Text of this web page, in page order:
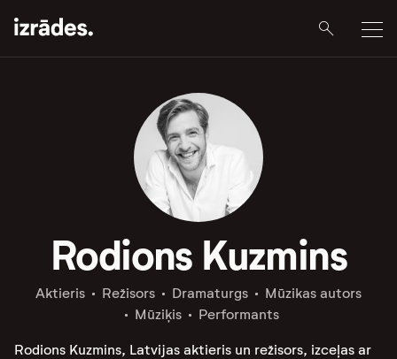
Rodions Kuzmins
Aktieris Režisors Dramaturgs
Mūzikas autors
Mūziķis
Performants
Rodions Kuzmins, Latvijas aktieris un režisors, izceļas ar